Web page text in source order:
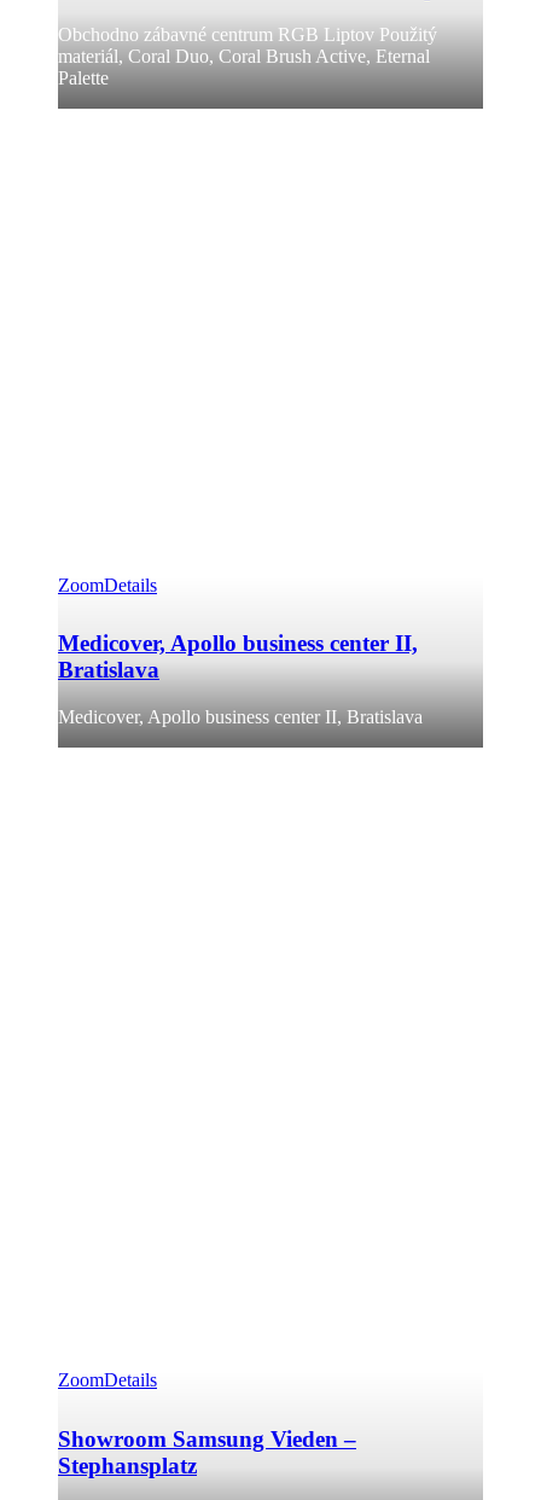
Obchodno zábavné centrum RGB Liptov Použitý
materiál, Coral Duo, Coral Brush Active, Eternal
Palette
ZoomDetails
Medicover, Apollo business center II,
Bratislava
Medicover, Apollo business center II, Bratislava
ZoomDetails
Showroom Samsung Vieden –
Stephansplatz